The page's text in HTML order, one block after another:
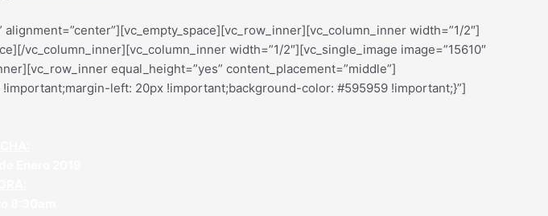
width=”1/2″]
vc_column_inner][vc_column_inner width=”1/2″][vc_single_image image=”15610″
equal_height=”yes” content_placement=”middle”]
left: 20px !important;background-color: #595959 !important;}”]